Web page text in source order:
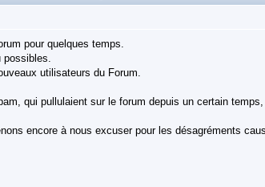
pour quelques temps.
possibles.
utilisateurs du Forum.
qui pullulaient sur le forum depuis un certain
encore à nous excuser pour les désagréments